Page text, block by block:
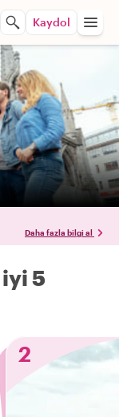
Kaydol
Daha fazla bilgi al
5
2